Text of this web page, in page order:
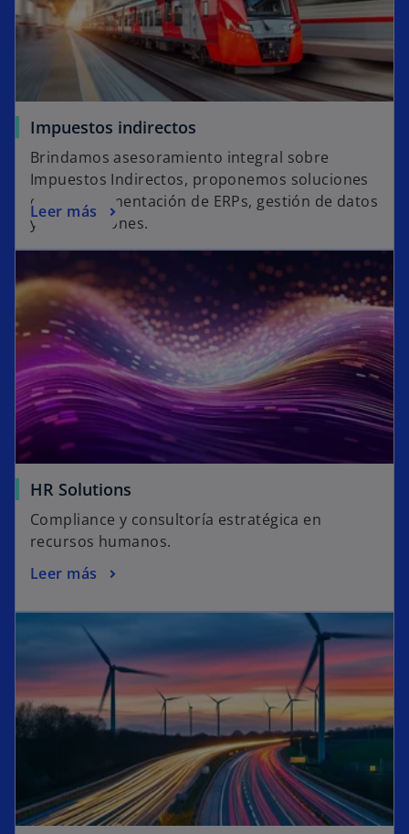
Impuestos indirectos
Brindamos asesoramiento integral sobre
Impuestos Indirectos, proponemos soluciones
en la implementación de ERPs, gestión de datos
y conciliaciones.
Leer más
HR Solutions
Compliance y consultoría estratégica en
recursos humanos.
Leer más